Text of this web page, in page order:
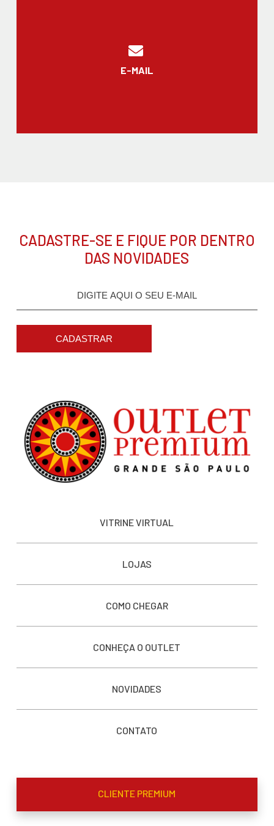
E-MAIL
CADASTRE-SE E FIQUE POR DENTRO
DAS NOVIDADES
CADASTRAR
VITRINE VIRTUAL
LOJAS
COMO CHEGAR
CONHEÇA O OUTLET
NOVIDADES
CONTATO
CLIENTE PREMIUM